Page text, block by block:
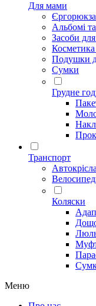
Для мами
Альбомі
Засоби
Косметика
Подушки
Сумки
Грудне
Транспорт
Автокрісла
Коляски
Меню